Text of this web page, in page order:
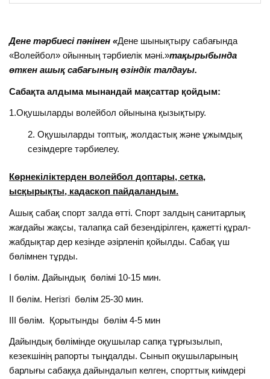
Дене тәрбиесі пәнінен «Дене шынықтыру сабағында
«Волейбол» ойынның тәрбиелік мәні.»тақырыбында
өткен ашық сабағының өзіндік талдауы.
Сабақта алдыма мынандай мақсаттар қойдым:
1.Оқушыларды волейбол ойынына қызықтыру.
Оқушыларды топтық, жолдастық және ұжымдық
сезімдерге тәрбиелеу.
Көрнекіліктерден волейбол доптары, сетка,
ысқырықты, кадаскоп пайдаландым.
Ашық сабақ спорт залда өтті. Спорт залдың санитарлық
жағдайы жақсы, талапқа сай безендірілген, қажетті құрал-
жабдықтар дер кезінде әзірленіп қойылды. Сабақ үш
бөлімнен тұрды.
І бөлім. Дайындық бөлімі 10-15 мин.
ІІ бөлім. Негізгі бөлім 25-30 мин.
ІІІ бөлім. Қорытынды бөлім 4-5 мин
Дайындық бөлімінде оқушылар сапқа тұрғызылып,
кезекшінің рапорты тыңдалды. Сынып оқушыларының
барлығы сабаққа дайындалып келген, спорттық киімдері